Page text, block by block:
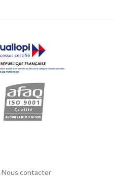
Nous contacter